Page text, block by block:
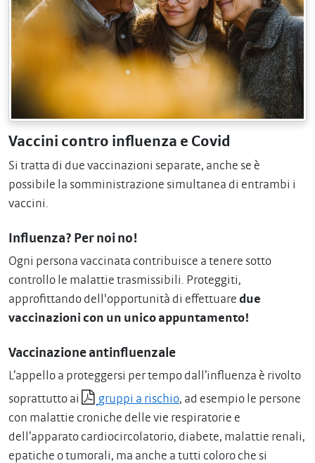
Vaccini contro influenza e Covid
Si tratta di due vaccinazioni separate, anche se è
possibile la somministrazione simultanea di entrambi i
vaccini.
Influenza? Per noi no!
Ogni persona vaccinata contribuisce a tenere sotto
controllo le malattie trasmissibili. Proteggiti,
approfittando dell'opportunità di effettuare due
vaccinazioni con un unico appuntamento!
Vaccinazione antinfluenzale
L’appello a proteggersi per tempo dall’influenza è rivolto
soprattutto ai
gruppi a rischio, ad esempio le persone
con malattie croniche delle vie respiratorie e
dell’apparato cardiocircolatorio, diabete, malattie renali,
epatiche o tumorali, ma anche a tutti coloro che si